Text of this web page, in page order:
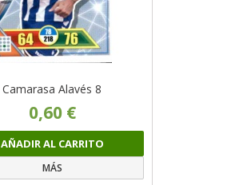
Camarasa Alavés 8
0,60 €
AÑADIR AL CARRITO
MÁS